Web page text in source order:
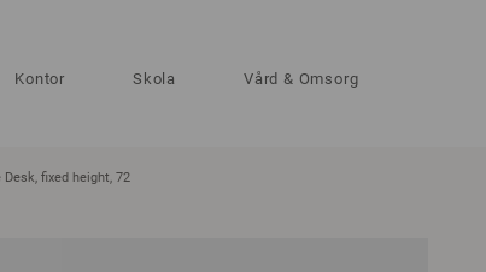
Kontor Skola Vård & Omsorg
Desk, fixed height, 72